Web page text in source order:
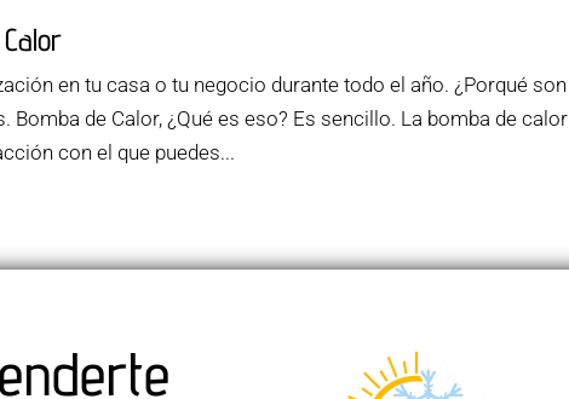
en tu casa o tu negocio durante todo el año. ¿Porqué son
de Calor, ¿Qué es eso? Es sencillo. La bomba de calor
con el que puedes...